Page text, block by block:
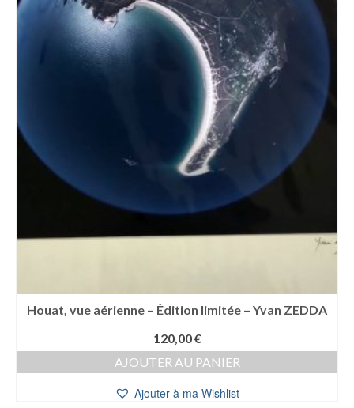
Houat, vue aérienne – Édition limitée – Yvan ZEDDA
120,00€
AJOUTER AU PANIER
Ajouter à ma Wishlist